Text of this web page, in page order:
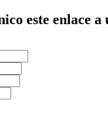
este enlace a